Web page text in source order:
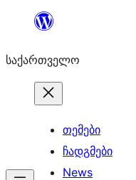
შიგთავსზე
საქართველო
თემები
ჩადგმები
News